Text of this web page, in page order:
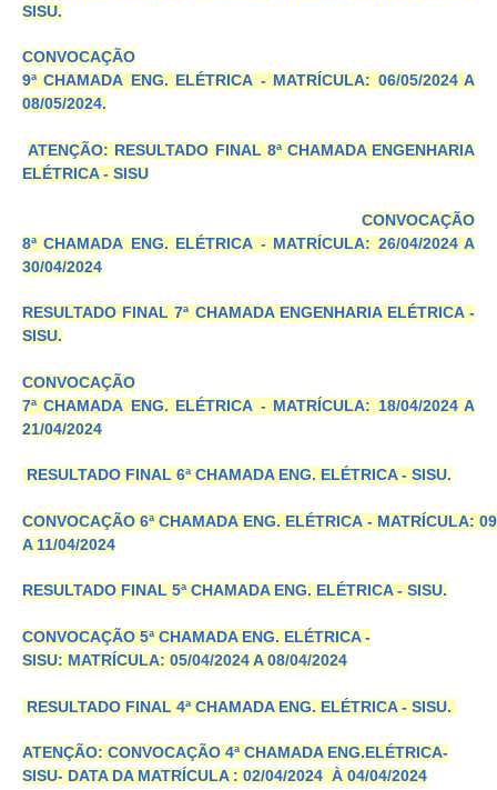
SISU.
CONVOCAÇÃO
9ª CHAMADA ENG. ELÉTRICA - MATRÍCULA: 06/05/2024 A
08/05/2024.
ATENÇÃO: RESULTADO FINAL 8ª CHAMADA ENGENHARIA
ELÉTRICA - SISU
CONVOCAÇÃO
8ª CHAMADA ENG. ELÉTRICA - MATRÍCULA: 26/04/2024 A
30/04/2024
RESULTADO FINAL 7ª CHAMADA ENGENHARIA ELÉTRICA -
SISU.
CONVOCAÇÃO
7ª CHAMADA ENG. ELÉTRICA - MATRÍCULA: 18/04/2024 A
21/04/2024
RESULTADO FINAL 6ª CHAMADA ENG. ELÉTRICA - SISU.
CONVOCAÇÃO 6ª CHAMADA ENG. ELÉTRICA - MATRÍCULA:
A 11/04/2024
RESULTADO FINAL 5ª CHAMADA ENG. ELÉTRICA - SISU.
CONVOCAÇÃO 5ª CHAMADA ENG. ELÉTRICA -
SISU: MATRÍCULA: 05/04/2024 A 08/04/2024
RESULTADO FINAL 4ª CHAMADA ENG. ELÉTRICA - SISU.
ATENÇÃO: CONVOCAÇÃO 4ª CHAMADA ENG.ELÉTRICA-
SISU- DATA DA MATRÍCULA : 02/04/2024 À 04/04/2024